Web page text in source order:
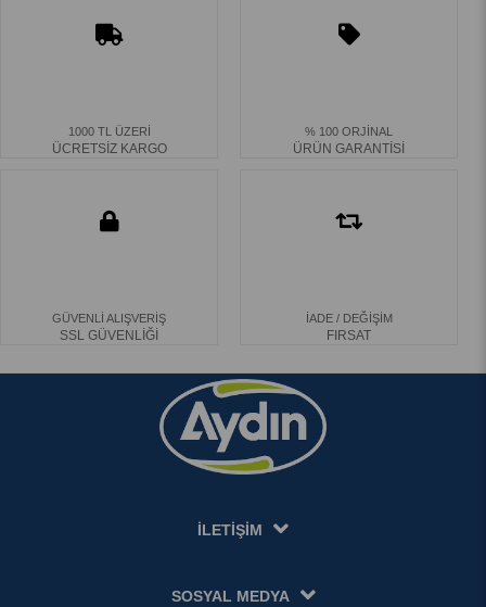
1000 TL ÜZERİ
ÜCRETSİZ KARGO
% 100 ORJİNAL
ÜRÜN GARANTİSİ
GÜVENLİ ALIŞVERİŞ
SSL GÜVENLİĞİ
İADE / DEĞİŞİM
FIRSAT
İLETİŞİM
SOSYAL MEDYA